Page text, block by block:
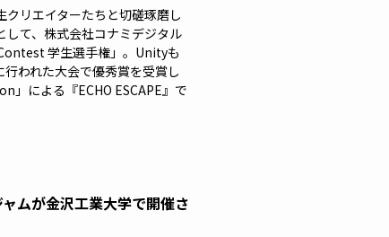
リエイターたちと切磋琢磨し
て、株式会社コナミデジタル
学生選手権」。Unityも
われた大会で優秀賞を受賞し
」による『ECHO ESCAPE』で
ムが金沢工業大学で開催さ